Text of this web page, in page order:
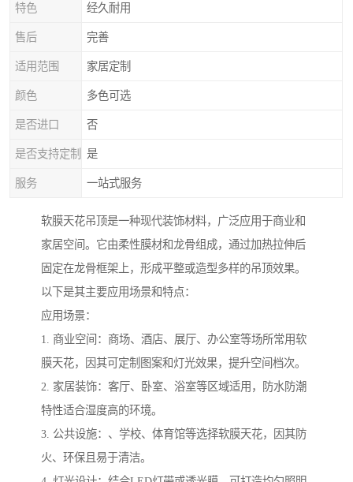
特色 经久耐用
售后 完善
适用范围 家居定制
颜色 多色可选
是否进口 否
是否支持定制 是
服务 一站式服务
软膜天花吊顶是一种现代装饰材料，广泛应用于商业和
家居空间。它由柔性膜材和龙骨组成，通过加热拉伸后
固定在龙骨框架上，形成平整或造型多样的吊顶效果。
以下是其主要应用场景和特点：
应用场景：
1. 商业空间：商场、酒店、展厅、办公室等场所常用软
膜天花，因其可定制图案和灯光效果，提升空间档次。
2. 家居装饰：客厅、卧室、浴室等区域适用，防水防潮
特性适合湿度高的环境。
3. 公共设施：、学校、体育馆等选择软膜天花，因其防
火、环保且易于清洁。